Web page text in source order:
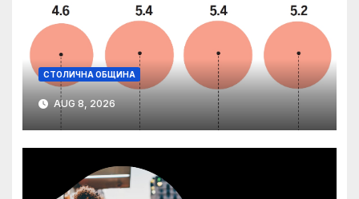
СТОЛИЧНА ОБЩИНА
AUG 8, 2026